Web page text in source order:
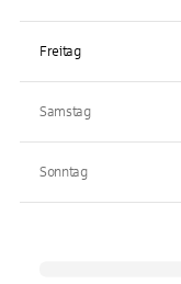
Freitag
Samstag
Sonntag